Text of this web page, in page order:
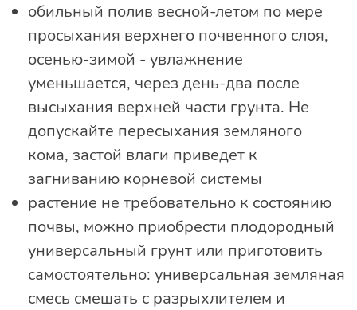
обильный полив весной-летом по мере
просыхания верхнего почвенного слоя,
осенью-зимой - увлажнение
уменьшается, через день-два после
высыхания верхней части грунта. Не
допускайте пересыхания земляного
кома, застой влаги приведет к
загниванию корневой системы
растение не требовательно к состоянию
почвы, можно приобрести плодородный
универсальный грунт или приготовить
самостоятельно: универсальная земляная
смесь смешать с разрыхлителем и